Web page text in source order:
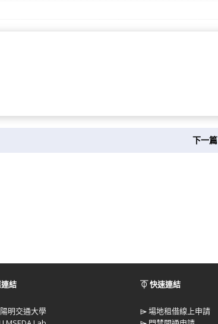
下一篇
結
明交通大學
⏁ 快速連結
⌲場地租借線上申請